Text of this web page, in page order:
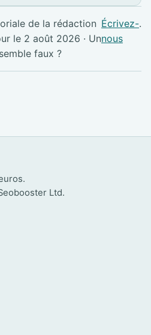
de la rédaction
le 2 août 2026 · Un
faux ?
Écrivez-
nous
.
Ltd.